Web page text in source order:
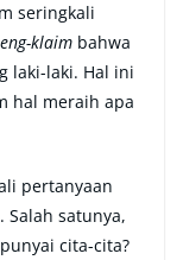
seringkali
klaim bahwa
laki-laki. Hal ini
hal meraih apa
pertanyaan
Salah satunya,
cita-cita?